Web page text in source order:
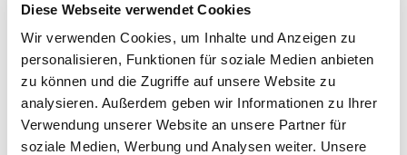
Diese Webseite verwendet Cookies
Wir verwenden Cookies, um Inhalte und Anzeigen zu
personalisieren, Funktionen für soziale Medien anbieten
zu können und die Zugriffe auf unsere Website zu
analysieren. Außerdem geben wir Informationen zu Ihrer
Verwendung unserer Website an unsere Partner für
soziale Medien, Werbung und Analysen weiter. Unsere